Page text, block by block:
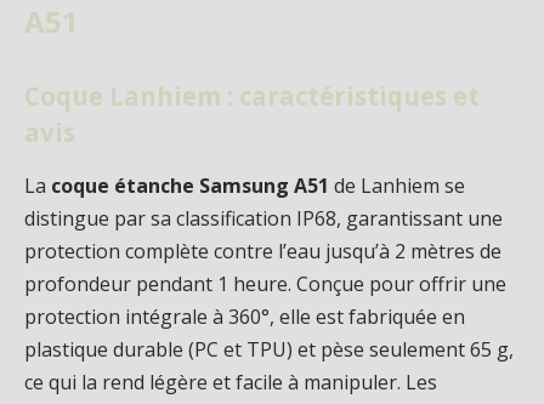
A51
Coque Lanhiem : caractéristiques et
avis
La coque étanche Samsung A51 de Lanhiem se
distingue par sa classification IP68, garantissant une
protection complète contre l’eau jusqu’à 2 mètres de
profondeur pendant 1 heure. Conçue pour offrir une
protection intégrale à 360°, elle est fabriquée en
plastique durable (PC et TPU) et pèse seulement 65 g,
ce qui la rend légère et facile à manipuler. Les